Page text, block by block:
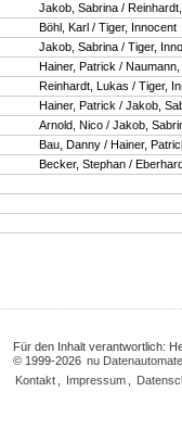
Jakob, Sabrina /
Böhl, Karl / Tiger, Innocent
Jakob, Sabrina / Tiger,
Hainer, Patrick /
Reinhardt, Lukas / Tiger,
Hainer, Patrick / Jakob,
Arnold, Nico / Jakob,
Bau, Danny / Hainer,
Becker, Stephan /
Für den Inhalt verantwortlich:
© 1999-2026 nu
Kontakt
Impressum